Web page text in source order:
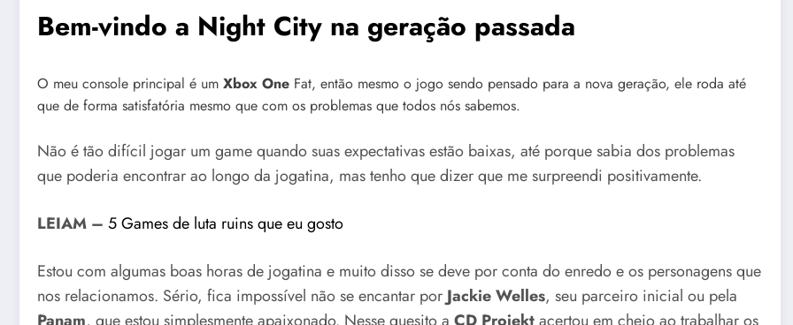
Bem-vindo a Night City na geração passada
O meu console principal é um Xbox One Fat, então mesmo o jogo sendo pensado para a nova geração, ele roda até
que de forma satisfatória mesmo que com os problemas que todos nós sabemos.
Não é tão difícil jogar um game quando suas expectativas estão baixas, até porque sabia dos problemas
que poderia encontrar ao longo da jogatina, mas tenho que dizer que me surpreendi positivamente.
LEIAM – 5 Games de luta ruins que eu gosto
Estou com algumas boas horas de jogatina e muito disso se deve por conta do enredo e os personagens que
nos relacionamos. Sério, fica impossível não se encantar por Jackie Welles, seu parceiro inicial ou pela
Panam, que estou simplesmente apaixonado. Nesse quesito a CD Projektacertou em cheio ao trabalhar os